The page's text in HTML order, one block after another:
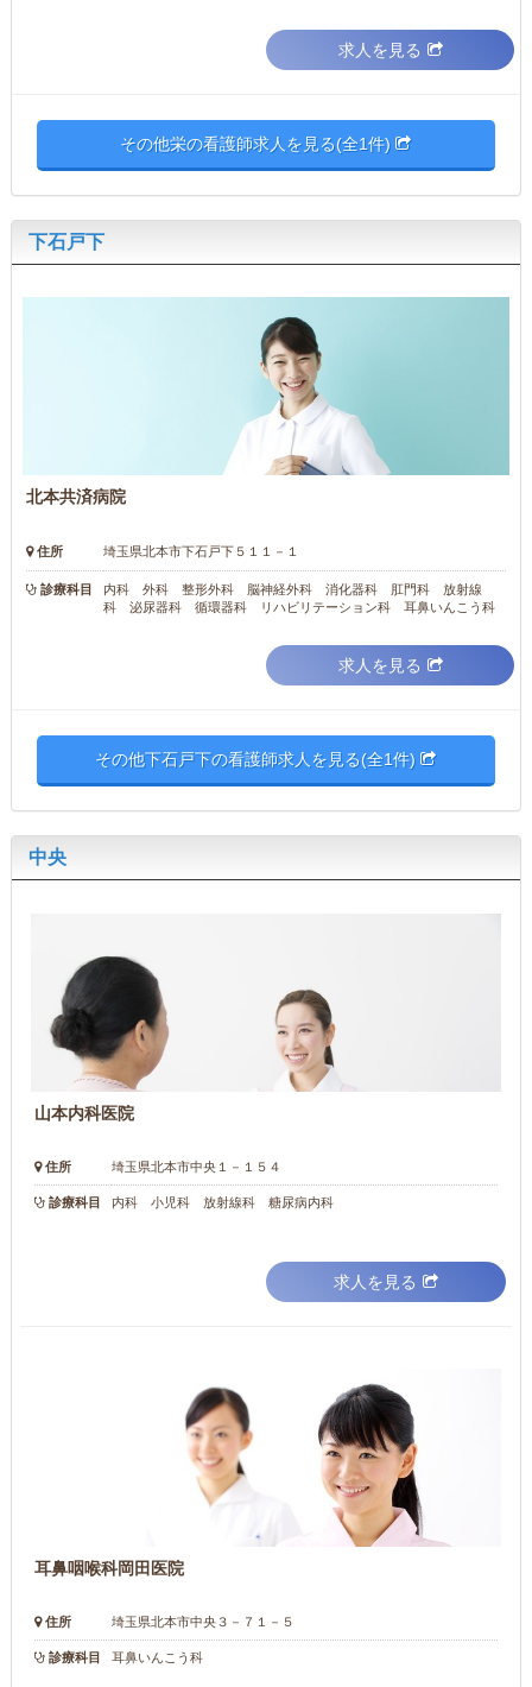
求人を見る
その他栄の看護師求人を見る(全1件)
下石戸下
北本共済病院
住所 埼玉県北本市下石戸下５１１－１
診療科目
内科 外科 整形外科 脳神経外科 消化器科 肛門科 放射線
科 泌尿器科 循環器科 リハビリテーション科 耳鼻いんこう科
求人を見る
その他下石戸下の看護師求人を見る(全1件)
中央
山本内科医院
住所 埼玉県北本市中央１－１５４
診療科目 内科 小児科 放射線科 糖尿病内科
求人を見る
耳鼻咽喉科岡田医院
住所 埼玉県北本市中央３－７１－５
診療科目 耳鼻いんこう科